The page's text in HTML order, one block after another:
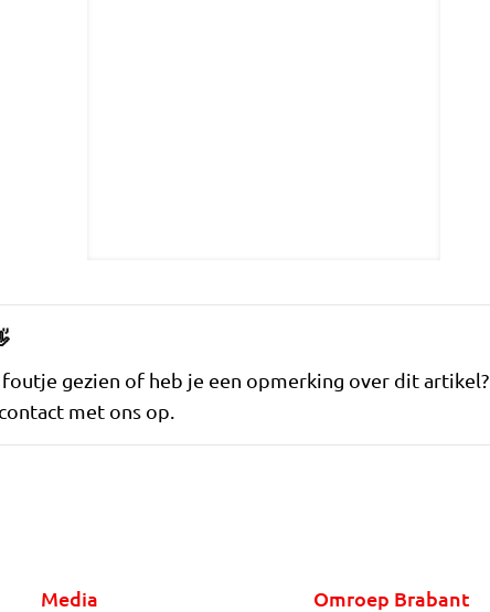
foutje gezien of heb je een opmerking over dit artikel?
met ons op.
Media Omroep Brabant